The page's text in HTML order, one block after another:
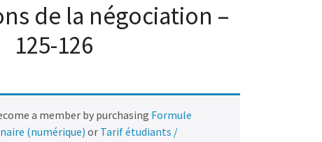
de la négociation –
125-126
a member by purchasing Formule
(numérique) or Tarif étudiants /